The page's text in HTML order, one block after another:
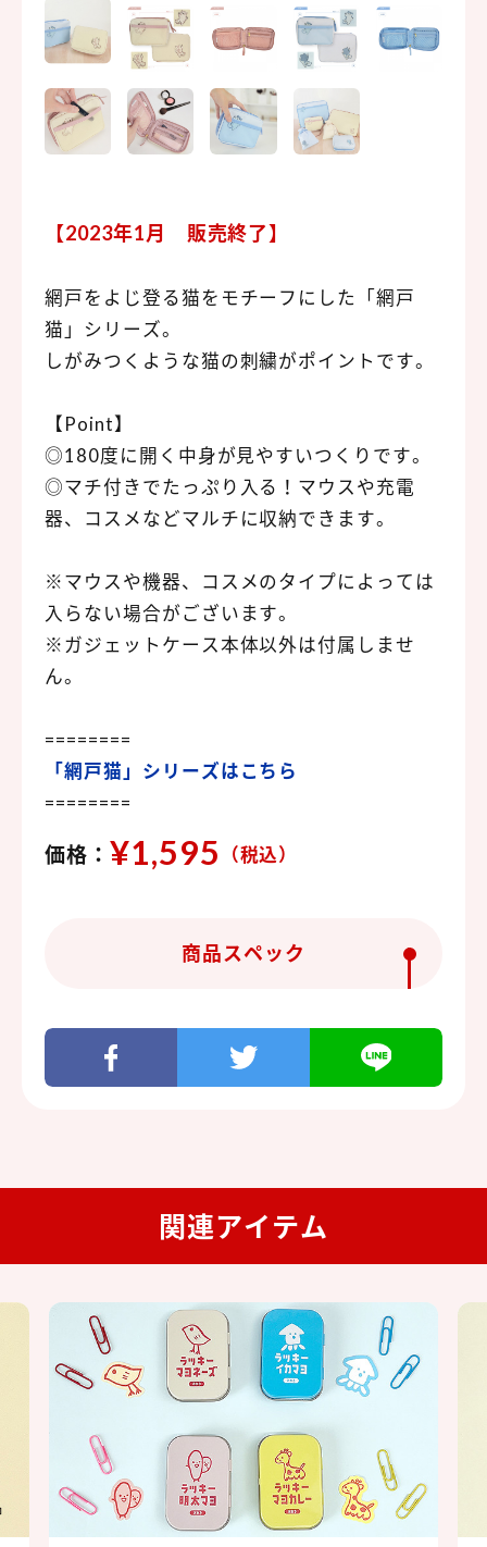
【2023年1月 販売終了】
網戸をよじ登る猫をモチーフにした「網戸
猫」シリーズ。
しがみつくような猫の刺繍がポイントです。
【Point】
◎180度に開く中身が見やすいつくりです。
◎マチ付きでたっぷり入る！マウスや充電
器、コスメなどマルチに収納できます。
※マウスや機器、コスメのタイプによっては
入らない場合がございます。
※ガジェットケース本体以外は付属しませ
ん。
========
「網戸猫」シリーズはこちら
========
価格： ¥1,595 （税込）
商品スペック
関連アイテム